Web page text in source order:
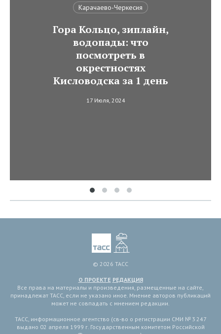
Карачаево-Черкесия
Гора Кольцо, зиплайн,
водопады: что
посмотреть в
окрестностях
Кисловодска за 1 день
17 Июля, 2024
© 2026 ТАСС
О ПРОЕКТЕ РЕДАКЦИЯ
Все права на материалы и произведения, размещенные на сайте,
принадлежат ТАСС, если не указано иное. Мнение авторов публикаций
может не совпадать с мнением редакции.
ТАСС, информационное агентство (св-во о регистрации СМИ № 3 247
выдано 02 апреля 1999 г. Государственным комитетом Российской